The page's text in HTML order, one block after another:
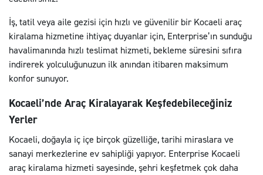
İş, tatil veya aile gezisi için hızlı ve güvenilir bir Kocaeli araç
kiralama hizmetine ihtiyaç duyanlar için, Enterprise’ın sunduğu
havalimanında hızlı teslimat hizmeti, bekleme süresini sıfıra
indirerek yolculuğunuzun ilk anından itibaren maksimum
konfor sunuyor.
Kocaeli’nde Araç Kiralayarak Keşfedebileceğiniz
Yerler
Kocaeli, doğayla iç içe birçok güzelliğe, tarihi miraslara ve
sanayi merkezlerine ev sahipliği yapıyor. Enterprise Kocaeli
araç kiralama hizmeti sayesinde, şehri keşfetmek çok daha